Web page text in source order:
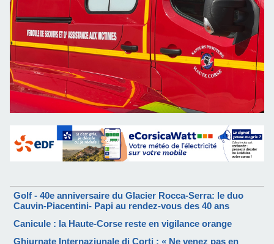
Golf - 40e anniversaire du Glacier Rocca-Serra: le duo
Cauvin-Piacentini- Papi au rendez-vous des 40 ans
Canicule : la Haute-Corse reste en vigilance orange
Ghjurnate Internaziunale di Corti : « Ne venez pas en